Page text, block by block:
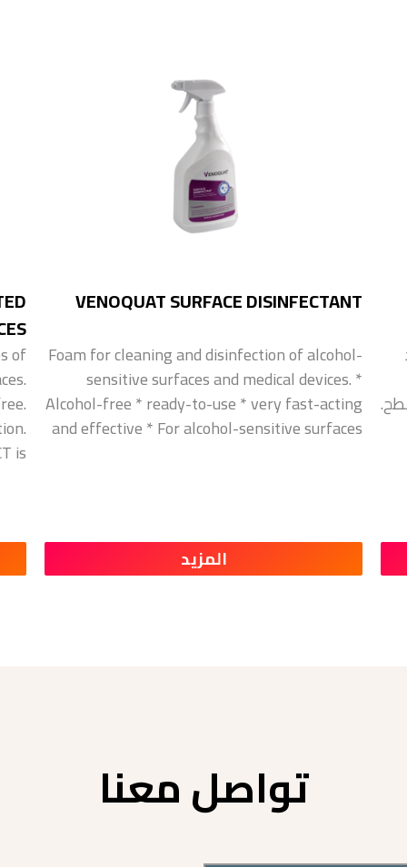
VENOQUAT SURFACE DISINFECTANT
Foam for cleaning and disinfection of alcohol-
sensitive surfaces and medical devices. *
Alcohol-free * ready-to-use * very fast-acting
and effective * For alcohol-sensitive surfaces
المزيد
of
is
تواصل معنا